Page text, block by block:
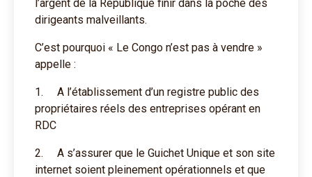
l’argent de la République finir dans la poche des
dirigeants malveillants.
C’est pourquoi « Le Congo n’est pas à vendre »
appelle :
1. A l’établissement d’un registre public des
propriétaires réels des entreprises opérant en
RDC
2. A s’assurer que le Guichet Unique et son site
internet soient pleinement opérationnels et que